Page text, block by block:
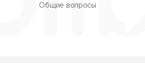
Общие вопросы